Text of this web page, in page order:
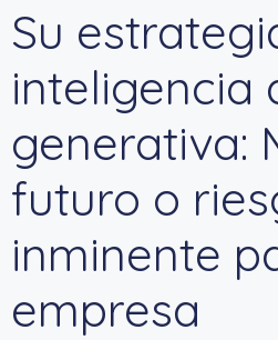
Su
inteligencia
generativa:
futuro o
inminente
empresa